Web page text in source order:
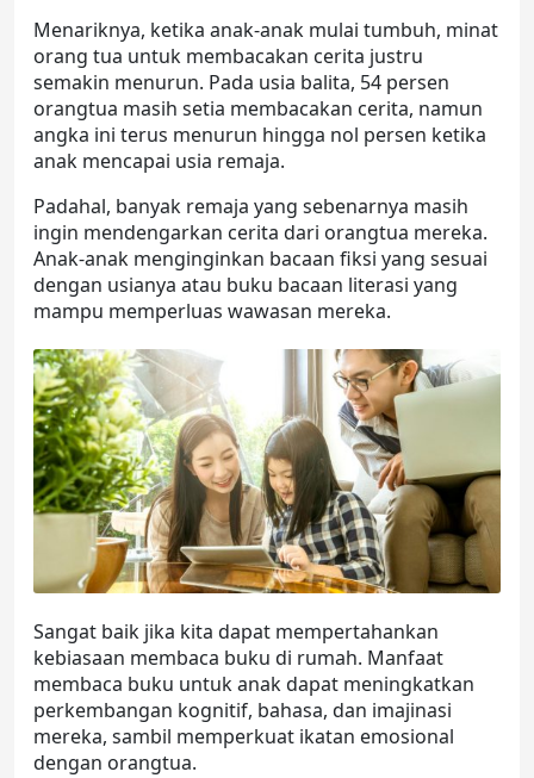
Menariknya, ketika anak-anak mulai tumbuh, minat
orang tua untuk membacakan cerita justru
semakin menurun. Pada usia balita, 54 persen
orangtua masih setia membacakan cerita, namun
angka ini terus menurun hingga nol persen ketika
anak mencapai usia remaja.
Padahal, banyak remaja yang sebenarnya masih
ingin mendengarkan cerita dari orangtua mereka.
Anak-anak menginginkan bacaan fiksi yang sesuai
dengan usianya atau buku bacaan literasi yang
mampu memperluas wawasan mereka.
Sangat baik jika kita dapat mempertahankan
kebiasaan membaca buku di rumah. Manfaat
membaca buku untuk anak dapat meningkatkan
perkembangan kognitif, bahasa, dan imajinasi
mereka, sambil memperkuat ikatan emosional
dengan orangtua.